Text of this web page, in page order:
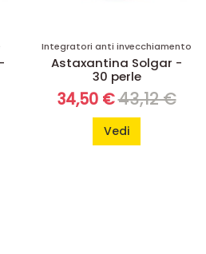
Integratori anti invecchiamento
Astaxantina Solgar -
30 perle
34,50 €43,12 €
Vedi